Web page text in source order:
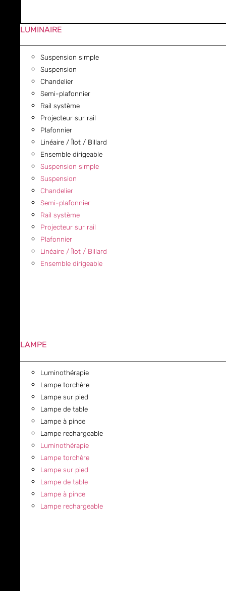
LUMINAIRE
Suspension simple
Suspension
Chandelier
Semi-plafonnier
Rail système
Projecteur sur rail
Plafonnier
Linéaire / Îlot / Billard
Ensemble dirigeable
Suspension simple
Suspension
Chandelier
Semi-plafonnier
Rail système
Projecteur sur rail
Plafonnier
Linéaire / Îlot / Billard
Ensemble dirigeable
LAMPE
Luminothérapie
Lampe torchère
Lampe sur pied
Lampe de table
Lampe à pince
Lampe rechargeable
Luminothérapie
Lampe torchère
Lampe sur pied
Lampe de table
Lampe à pince
Lampe rechargeable